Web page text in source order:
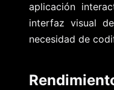
aplicación
interfaz visual
necesidad de